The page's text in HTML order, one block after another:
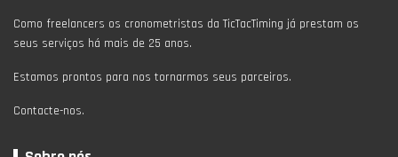
Como freelancers os cronometristas da TicTacTiming já prestam os
seus serviços há mais de 25 anos.
Estamos prontos para nos tornarmos seus parceiros.
Contacte-nos.